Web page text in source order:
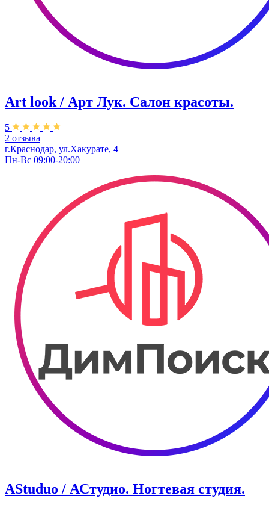
Art look / Арт Лук. Салон красоты.
5
2 отзыва
г.Краснодар, ул.Хакурате, 4
Пн-Вс 09:00-20:00
AStuduo / АСтудио. Ногтевая студия.